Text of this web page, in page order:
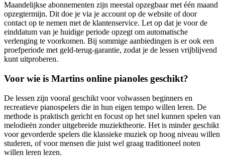
Maandelijkse abonnementen zijn meestal opzegbaar met één maand
opzegtermijn. Dit doe je via je account op de website of door
contact op te nemen met de klantenservice. Let op dat je voor de
einddatum van je huidige periode opzegt om automatische
verlenging te voorkomen. Bij sommige aanbiedingen is er ook een
proefperiode met geld-terug-garantie, zodat je de lessen vrijblijvend
kunt uitproberen.
Voor wie is Martins online pianoles geschikt?
De lessen zijn vooral geschikt voor volwassen beginners en
recreatieve pianospelers die in hun eigen tempo willen leren. De
methode is praktisch gericht en focust op het snel kunnen spelen van
melodieën zonder uitgebreide muziektheorie. Het is minder geschikt
voor gevorderde spelers die klassieke muziek op hoog niveau willen
studeren, of voor mensen die juist wel graag traditioneel noten
willen leren lezen.